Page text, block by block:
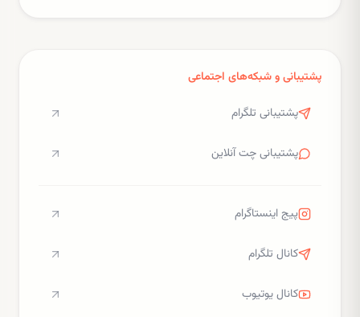
پشتیبانی و شبکه‌های اجتماعی
پشتیبانی تلگرام
پشتیبانی چت آنلاین
پیج اینستاگرام
کانال تلگرام
کانال یوتیوب